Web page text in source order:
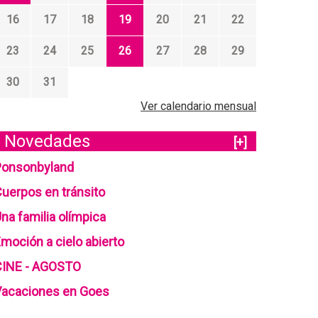
16 17 18 19 20 21 22
23 24 25 26 27 28 29
30
31
Ver calendario mensual
Novedades
[+]
en tránsito
familia olímpica
a cielo abierto
- AGOSTO
en Goes